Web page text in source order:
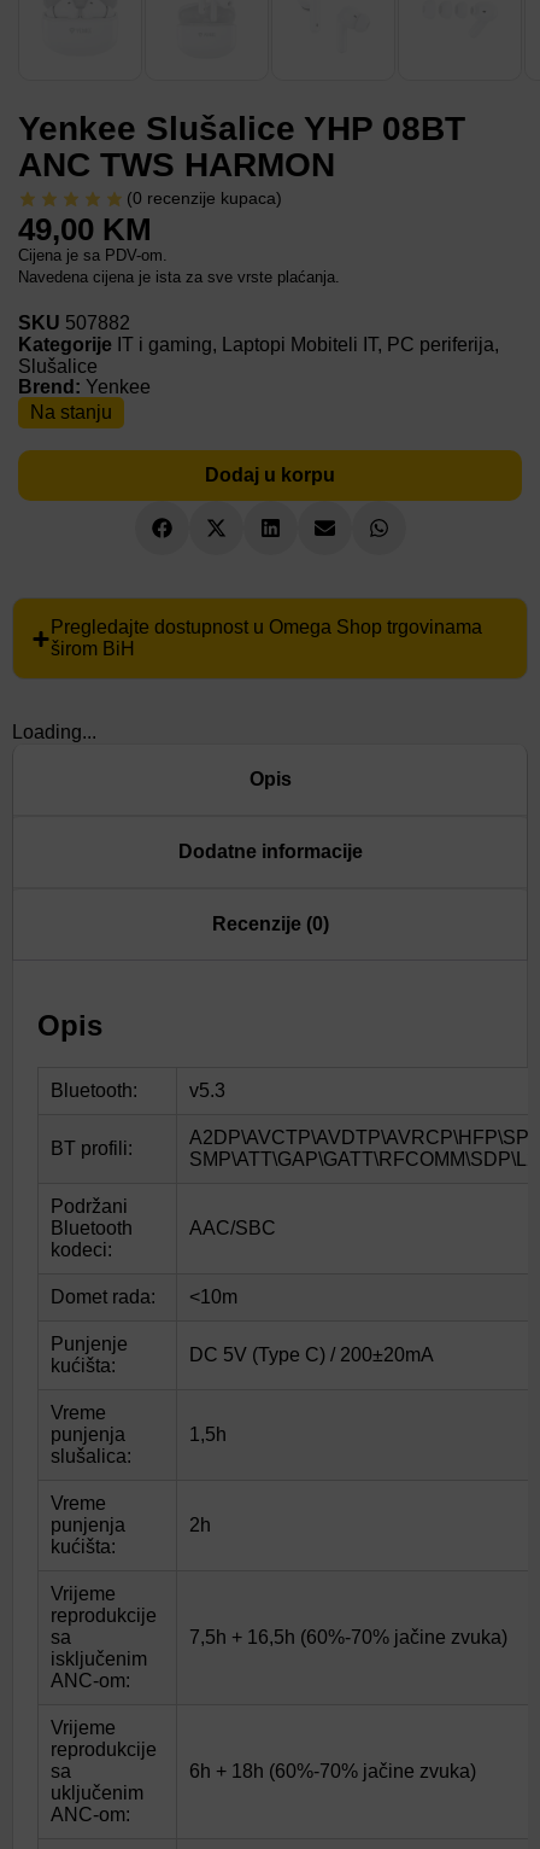
Yenkee Slušalice YHP 08BT
ANC TWS HARMON
(0 recenzije kupaca)
49,00 KM
Cijena je sa PDV-om.
Navedena cijena je ista za sve vrste plaćanja.
SKU 507882
Kategorije IT i gaming, Laptopi Mobiteli IT, PC periferija,
Slušalice
Brend: Yenkee
Na stanju
Dodaj u korpu
Pregledajte dostupnost u Omega Shop trgovinama
širom BiH
Loading...
Opis
Dodatne informacije
Recenzije (0)
Opis
Bluetooth: v5.3
BT profili:
Podržani
Bluetooth
kodeci:
AAC/SBC
Domet rada: <10m
Punjenje
kućišta:
DC 5V (Type C) / 200±20mA
Vreme
punjenja
slušalica:
1,5h
Vreme
punjenja
kućišta:
2h
Vrijeme
reprodukcije
sa
isključenim
ANC-om:
7,5h + 16,5h (60%-70% jačine zvuka)
Vrijeme
reprodukcije
sa
uključenim
ANC-om:
6h + 18h (60%-70% jačine zvuka)